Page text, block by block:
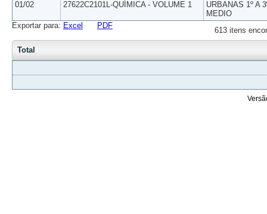
01/02 27622C2101L-QUÍMICA - VOLUME 1
URBANAS 1º A
MEDIO
613 itens
Exportar para: Excel PDF
Total